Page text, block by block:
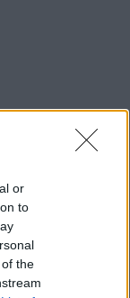
or
to
the